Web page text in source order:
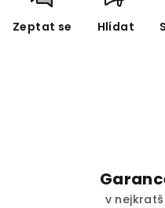
Zeptat se Hlídat
v